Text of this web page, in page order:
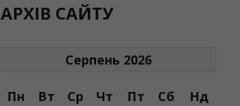
АРХІВ САЙТУ
Серпень 2026
Пн Вт Ср Чт Пт Сб Нд